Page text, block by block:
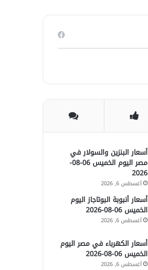
أسعار البنزين والسولار في
مصر اليوم الخميس 06-08-
2026
أغسطس 6, 2026
أسعار أنبوبة البوتاجاز اليوم
الخميس 06-08-2026
أغسطس 6, 2026
أسعار الكهرباء في مصر اليوم
الخميس 06-08-2026
أغسطس 6, 2026